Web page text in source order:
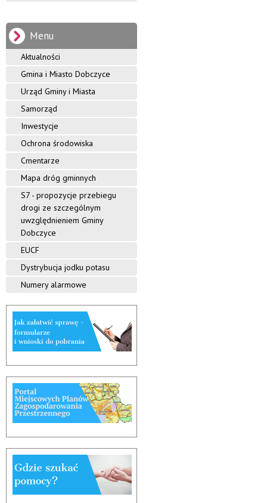
c
z
y
c
e
Menu
Aktualności
Gmina i Miasto Dobczyce
Urząd Gminy i Miasta
Samorząd
Inwestycje
Ochrona środowiska
Cmentarze
Mapa dróg gminnych
S7 - propozycje przebiegu
drogi ze szczególnym
uwzględnieniem Gminy
Dobczyce
EUCF
Dystrybucja jodku potasu
Numery alarmowe